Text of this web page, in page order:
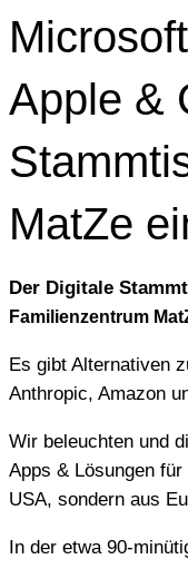
Apple &
MatZe
Der Digitale
Familienzentrum
Es gibt Alternativen
Anthropic, Amazon
Wir beleuchten und
Apps & Lösungen
USA, sondern aus
In der etwa 90-